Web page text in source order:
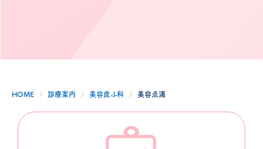
HOME 診療案内 美容皮ふ科 美容点滴